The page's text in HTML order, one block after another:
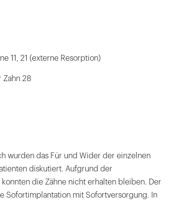
11, 21 (externe Resorption)
Zahn 28
wurden das Für und Wider der einzelnen
diskutiert. Aufgrund der
die Zähne nicht erhalten bleiben. Der
Sofortimplantation mit Sofortversorgung. In